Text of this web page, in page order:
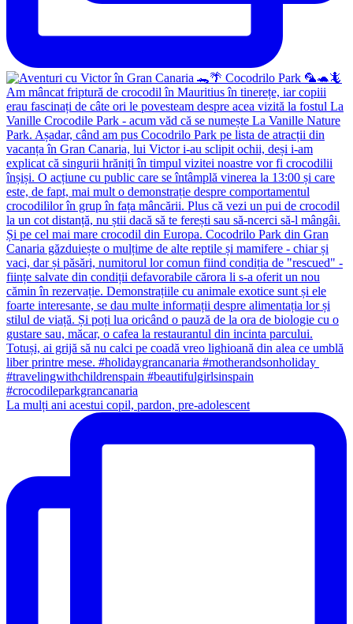
La mulți ani acestui copil, pardon, pre-adolescent